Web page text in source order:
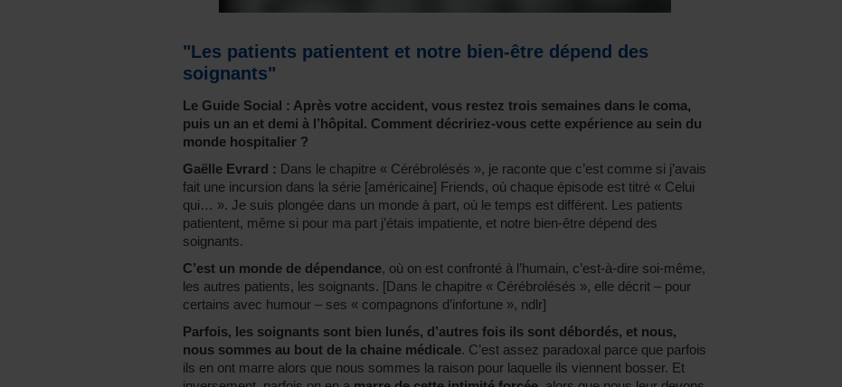
"Les patients patientent et notre bien-être dépend des
soignants"
Le Guide Social : Après votre accident, vous restez trois semaines dans le coma,
puis un an et demi à l’hôpital. Comment décririez-vous cette expérience au sein du
monde hospitalier ?
Gaëlle Evrard : Dans le chapitre « Cérébrolésés », je raconte que c’est comme si j’avais
fait une incursion dans la série [américaine] Friends, où chaque épisode est titré « Celui
qui… ». Je suis plongée dans un monde à part, où le temps est différent. Les patients
patientent, même si pour ma part j’étais impatiente, et notre bien-être dépend des
soignants.
C’est un monde de dépendance, où on est confronté à l’humain, c’est-à-dire soi-même,
les autres patients, les soignants. [Dans le chapitre « Cérébrolésés », elle décrit – pour
certains avec humour – ses « compagnons d’infortune », ndlr]
Parfois, les soignants sont bien lunés, d’autres fois ils sont débordés, et nous,
nous sommes au bout de la chaine médicale. C’est assez paradoxal parce que parfois
ils en ont marre alors que nous sommes la raison pour laquelle ils viennent bosser. Et